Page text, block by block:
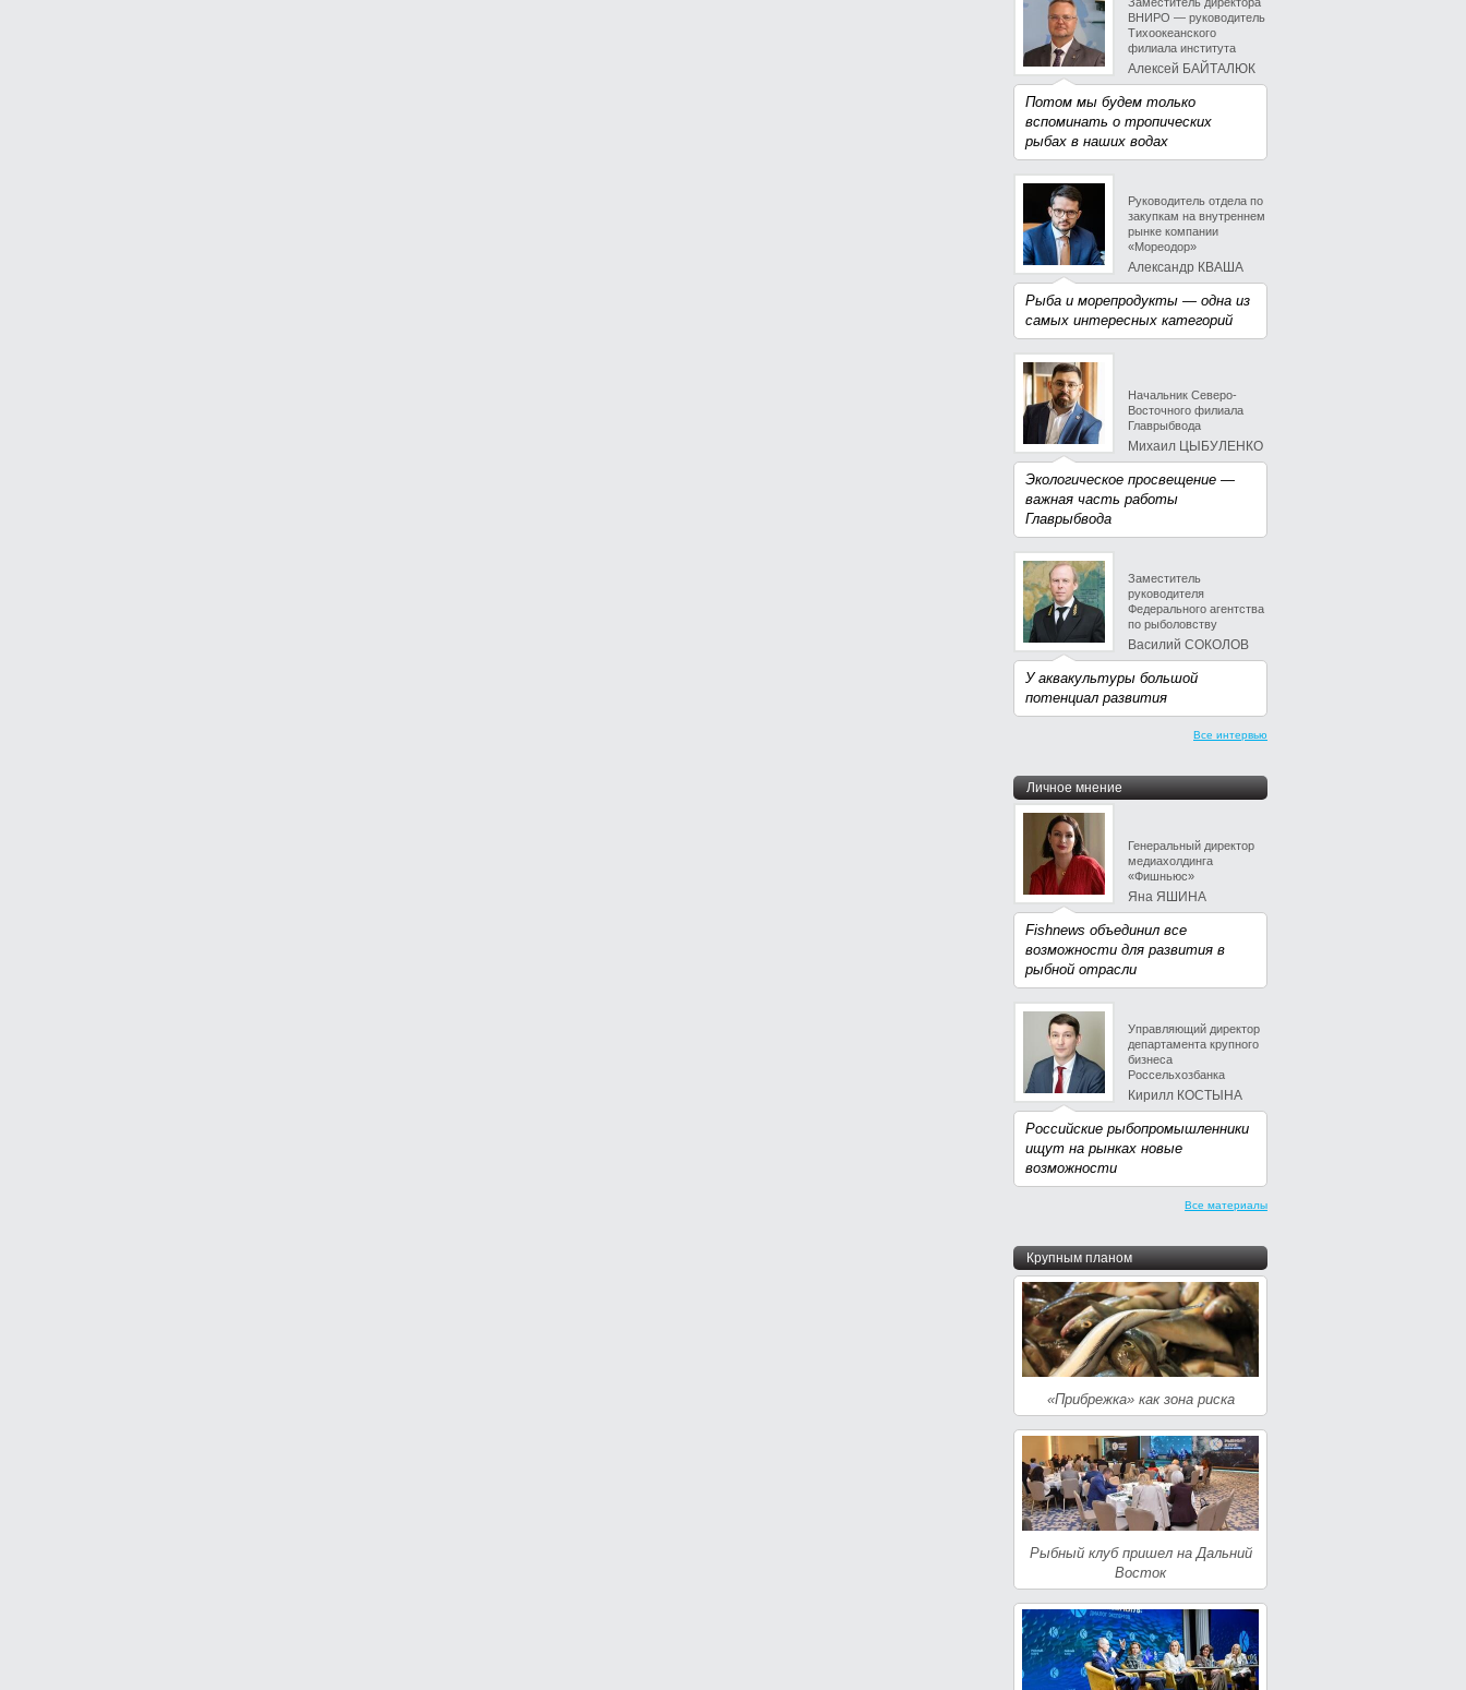
ВНИРО — руководитель
Тихоокеанского
филиала института
Алексей БАЙТАЛЮК
Потом мы будем только
вспоминать о тропических
рыбах в наших водах
Руководитель отдела по
закупкам на внутреннем
рынке компании
«Мореодор»
Александр КВАША
Рыба и морепродукты — одна из
самых интересных категорий
Начальник Северо-
Восточного филиала
Главрыбвода
Михаил ЦЫБУЛЕНКО
Экологическое просвещение —
важная часть работы
Главрыбвода
Заместитель
руководителя
Федерального агентства
по рыболовству
Василий СОКОЛОВ
У аквакультуры большой
потенциал развития
Все интервью
Личное мнение
Генеральный директор
медиахолдинга
«Фишньюс»
Яна ЯШИНА
Fishnews объединил все
возможности для развития в
рыбной отрасли
Управляющий директор
департамента крупного
бизнеса
Россельхозбанка
Кирилл КОСТЫНА
Российские рыбопромышленники
ищут на рынках новые
возможности
Все материалы
Крупным планом
«Прибрежка» как зона риска
Рыбный клуб пришел на Дальний
Восток